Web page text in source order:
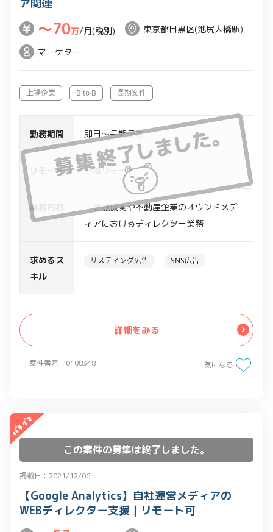
案件番号：0108348
ア関連
〜70万/月(税別)
東京都目黒区(池尻大橋駅)
マーケター
上場企業 B to B 長期案件
勤務期間 即日～長期予定
リモート 一部リモート
業務内容
・金融機関や不動産企業のオウンドメデ
ィアにおけるディレクター業務
要望の確認
求めるス
キル
リスティング広告 SNS広告
詳細をみる
気になる
この案件の募集は終了しました。
掲載日：2021/12/06
【Google Analytics】自社運営メディアの
WEBディレクター支援｜リモート可